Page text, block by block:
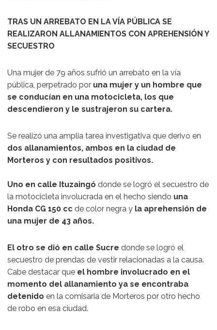
TRAS UN ARREBATO EN LA VÍA PÚBLICA SE
REALIZARON ALLANAMIENTOS CON APREHENSIÓN Y
SECUESTRO
Una mujer de 79 años sufrió un arrebato en la vía
pública, perpetrado por una mujer y un hombre que
se conducían en una motocicleta, los que
descendieron y le sustrajeron su cartera.
Se realizó una amplia tarea investigativa que derivo en
dos allanamientos, ambos en la ciudad de
Morteros y con resultados positivos.
Uno en calle Ituzaingó donde se logró el secuestro de
la motocicleta involucrada en el hecho siendo una
Honda CG 150 cc de color negra y la aprehensión de
una mujer de 43 años.
El otro se dió en calle Sucre donde se logró el
secuestro de prendas de vestir relacionadas a la causa.
Cabe destacar que el hombre involucrado en el
momento del allanamiento ya se encontraba
detenido en la comisaria de Morteros por otro hecho
de robo en esa ciudad.